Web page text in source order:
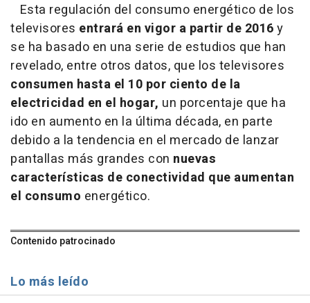
Esta regulación del consumo energético de los
televisores entrará en vigor a partir de 2016y
se ha basado en una serie de estudios que han
revelado, entre otros datos, que los televisores
consumen hasta el 10 por ciento de la
electricidad en el hogar, un porcentaje que ha
ido en aumento en la última década, en parte
debido a la tendencia en el mercado de lanzar
pantallas más grandes con nuevas
características de conectividad que aumentan
el consumo energético.
Contenido patrocinado
Lo más leído